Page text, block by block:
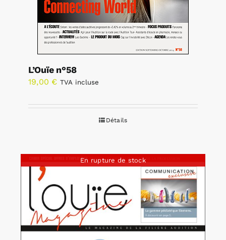
L’Ouïe n°58
19,00 € TVA incluse
Détails
En rupture de stock